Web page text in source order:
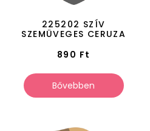
225202 SZÍV
SZEMÜVEGES CERUZA
890 Ft
Bővebben